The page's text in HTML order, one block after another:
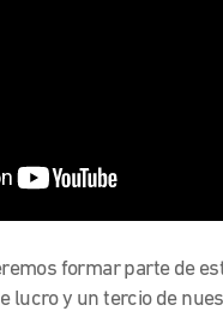
formar parte de
lucro y un tercio de